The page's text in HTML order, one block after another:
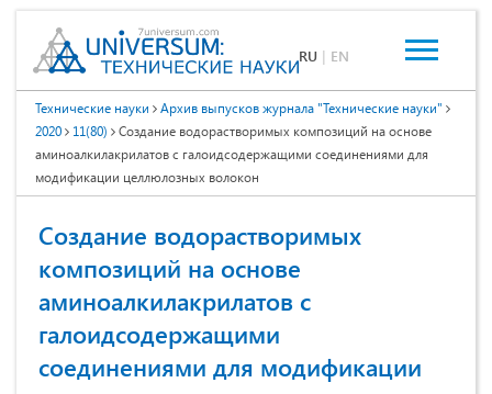
RU | EN
Технические науки
Архив выпусков журнала "Технические науки"
2020
11(80)
Создание водорастворимых композиций на основе
аминоалкилакрилатов с галоидсодержащими соединениями для
модификации целлюлозных волокон
Создание водорастворимых
композиций на основе
аминоалкилакрилатов с
галоидсодержащими
соединениями для модификации